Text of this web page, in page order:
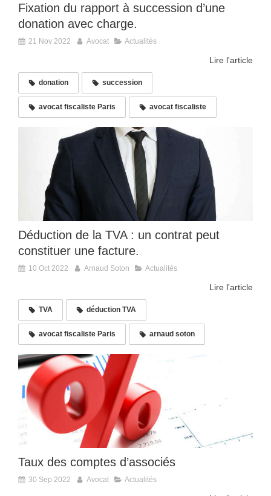
Fixation du rapport à succession d’une
donation avec charge.
21 Nov 2022 Avocat Actualités
Lire l'article
donation succession
avocat fiscaliste Paris avocat fiscaliste
Déduction de la TVA : un contrat peut
constituer une facture.
10 Oct 2022 Arnaud Soton Actualités
Lire l'article
TVA déduction TVA
avocat fiscaliste Paris arnaud soton
Taux des comptes d’associés
30 Sep 2022 Avocat Actualités